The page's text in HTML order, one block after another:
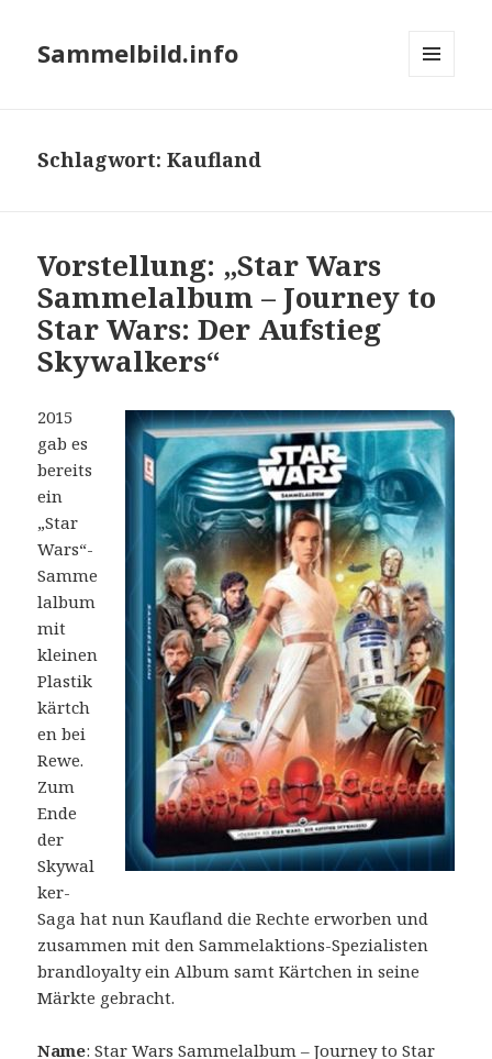
Sammelbild.info
Schlagwort:Kaufland
Vorstellung: „Star Wars
Sammelalbum – Journey to
Star Wars: Der Aufstieg
Skywalkers“
2015
gab es
bereits
ein
„Star
Wars“-
Samme
lalbum
mit
kleinen
Plastik
kärtch
en bei
Rewe.
Zum
Ende
der
Skywal
ker-
Saga hat nun Kaufland die Rechte erworben und
zusammen mit den Sammelaktions-Spezialisten
brandloyalty ein Album samt Kärtchen in seine
Märkte gebracht.
Name: Star Wars Sammelalbum – Journey to Star